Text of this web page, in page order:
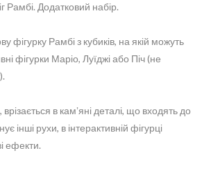
Рамбі. Додатковий набір.
фігурку Рамбі з кубиків, на якій можуть
фігурки Маріо, Луїджі або Піч (не
в камʼяні деталі, що входять до
інші рухи, в інтерактивній фігурці
ефекти.